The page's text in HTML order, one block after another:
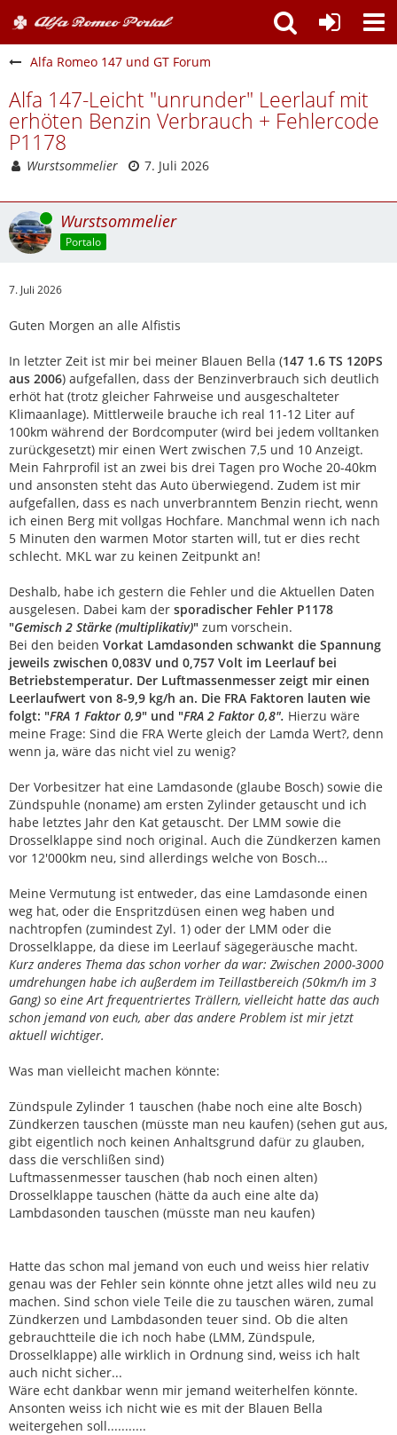
Alfa Romeo 147 und GT Forum
Alfa 147-Leicht "unrunder" Leerlauf mit
erhöten Benzin Verbrauch + Fehlercode
P1178
Wurstsommelier 7. Juli 2026
Online Wurstsommelier
Portalo
7. Juli 2026
Guten Morgen an alle Alfistis
In letzter Zeit ist mir bei meiner Blauen Bella (147 1.6 TS 120PS
aus 2006) aufgefallen, dass der Benzinverbrauch sich deutlich
erhöt hat (trotz gleicher Fahrweise und ausgeschalteter
Klimaanlage). Mittlerweile brauche ich real 11-12 Liter auf
100km während der Bordcomputer (wird bei jedem volltanken
zurückgesetzt) mir einen Wert zwischen 7,5 und 10 Anzeigt.
Mein Fahrprofil ist an zwei bis drei Tagen pro Woche 20-40km
und ansonsten steht das Auto überwiegend. Zudem ist mir
aufgefallen, dass es nach unverbranntem Benzin riecht, wenn
ich einen Berg mit vollgas Hochfare. Manchmal wenn ich nach
5 Minuten den warmen Motor starten will, tut er dies recht
schlecht. MKL war zu keinen Zeitpunkt an!
Deshalb, habe ich gestern die Fehler und die Aktuellen Daten
ausgelesen. Dabei kam der sporadischer Fehler P1178
"Gemisch 2 Stärke (multiplikativ)" zum vorschein.
Bei den beiden Vorkat Lamdasonden schwankt die Spannung
jeweils zwischen 0,083V und 0,757 Volt im Leerlauf bei
Betriebstemperatur. Der Luftmassenmesser zeigt mir einen
Leerlaufwert von 8-9,9 kg/h an. Die FRA Faktoren lauten wie
folgt: "FRA 1 Faktor 0,9" und "FRA 2 Faktor 0,8". Hierzu wäre
meine Frage: Sind die FRA Werte gleich der Lamda Wert?, denn
wenn ja, wäre das nicht viel zu wenig?
Der Vorbesitzer hat eine Lamdasonde (glaube Bosch) sowie die
Zündspuhle (noname) am ersten Zylinder getauscht und ich
habe letztes Jahr den Kat getauscht. Der LMM sowie die
Drosselklappe sind noch original. Auch die Zündkerzen kamen
vor 12'000km neu, sind allerdings welche von Bosch...
Meine Vermutung ist entweder, das eine Lamdasonde einen
weg hat, oder die Enspritzdüsen einen weg haben und
nachtropfen (zumindest Zyl. 1) oder der LMM oder die
Drosselklappe, da diese im Leerlauf sägegeräusche macht.
Kurz anderes Thema das schon vorher da war: Zwischen 2000-3000
umdrehungen habe ich außerdem im Teillastbereich (50km/h im 3
Gang) so eine Art frequentriertes Trällern, vielleicht hatte das auch
schon jemand von euch, aber das andere Problem ist mir jetzt
aktuell wichtiger.
Was man vielleicht machen könnte:
Zündspule Zylinder 1 tauschen (habe noch eine alte Bosch)
Zündkerzen tauschen (müsste man neu kaufen) (sehen gut aus,
gibt eigentlich noch keinen Anhaltsgrund dafür zu glauben,
dass die verschlißen sind)
Luftmassenmesser tauschen (hab noch einen alten)
Drosselklappe tauschen (hätte da auch eine alte da)
Lambdasonden tauschen (müsste man neu kaufen)
Hatte das schon mal jemand von euch und weiss hier relativ
genau was der Fehler sein könnte ohne jetzt alles wild neu zu
machen. Sind schon viele Teile die zu tauschen wären, zumal
Zündkerzen und Lambdasonden teuer sind. Ob die alten
gebrauchtteile die ich noch habe (LMM, Zündspule,
Drosselklappe) alle wirklich in Ordnung sind, weiss ich halt
auch nicht sicher...
Wäre echt dankbar wenn mir jemand weiterhelfen könnte.
Ansonten weiss ich nicht wie es mit der Blauen Bella
weitergehen soll...........